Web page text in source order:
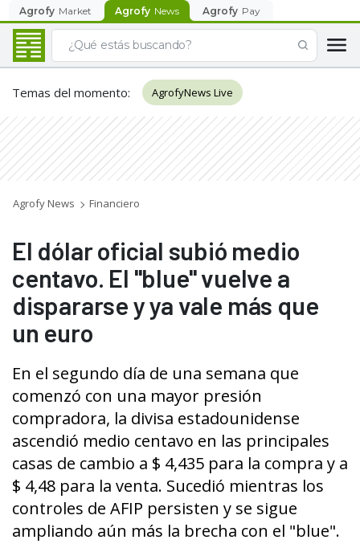
Agrofy Market Agrofy News Agrofy Pay
Temas del momento: AgrofyNews Live
Agrofy News Financiero
El dólar oficial subió medio
centavo. El "blue" vuelve a
dispararse y ya vale más que
un euro
En el segundo día de una semana que
comenzó con una mayor presión
compradora, la divisa estadounidense
ascendió medio centavo en las principales
casas de cambio a $ 4,435 para la compra y a
$ 4,48 para la venta. Sucedió mientras los
controles de AFIP persisten y se sigue
ampliando aún más la brecha con el "blue".